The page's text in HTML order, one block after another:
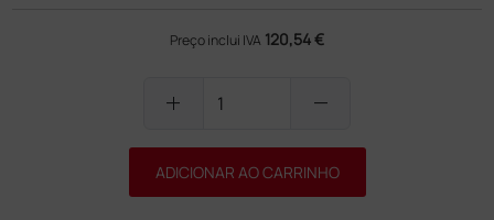
Preço inclui IVA 120,54 €
add remove
ADICIONAR AO CARRINHO